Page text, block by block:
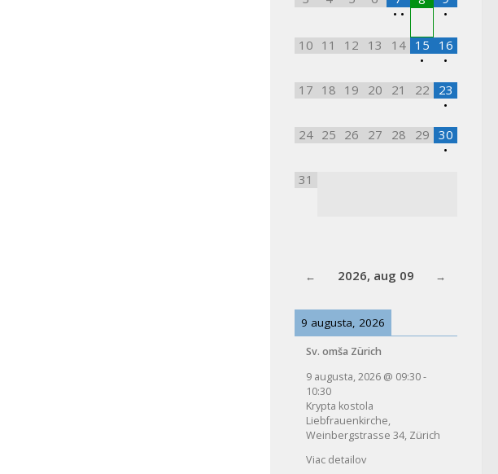
• •
•
10 11 12 13 14
15
•
16
•
17 18 19 20 21 22
23
•
24 25 26 27 28 29 30
•
31
2026, aug 09
9 augusta, 2026
Sv. omša Zürich
9 augusta, 2026 @ 09:30-
10:30
Krypta kostola
Liebfrauenkirche,
Weinbergstrasse 34, Zürich
Viac detailov